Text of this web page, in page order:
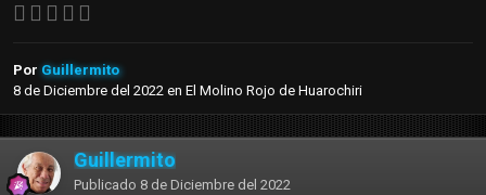
Por Guillermito
8 de Diciembre del 2022 en El Molino Rojo de Huarochiri
Guillermito
Publicado 8 de Diciembre del 2022